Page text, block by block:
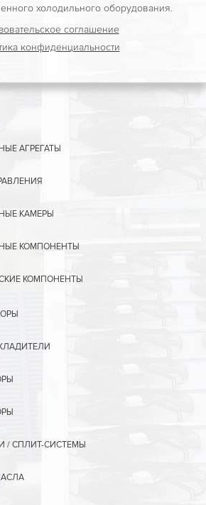
холодильного оборудования.
соглашение
конфиденциальности
АГРЕГАТЫ
КАМЕРЫ
КОМПОНЕНТЫ
КОМПОНЕНТЫ
/ СПЛИТ-СИСТЕМЫ